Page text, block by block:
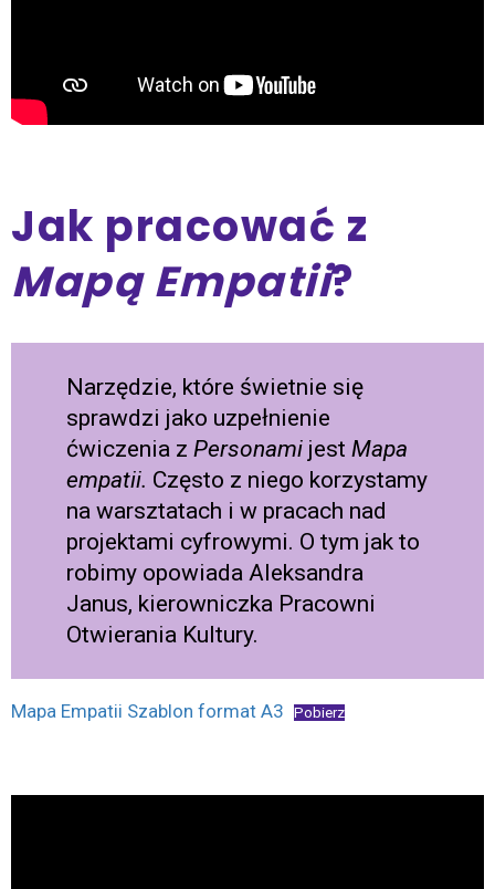
Jak pracować z
Mapą Empatii?
Narzędzie, które świetnie się
sprawdzi jako uzpełnienie
ćwiczenia z Personami jest Mapa
empatii. Często z niego korzystamy
na warsztatach i w pracach nad
projektami cyfrowymi. O tym jak to
robimy opowiada Aleksandra
Janus, kierowniczka Pracowni
Otwierania Kultury.
Mapa Empatii Szablon format A3 Pobierz